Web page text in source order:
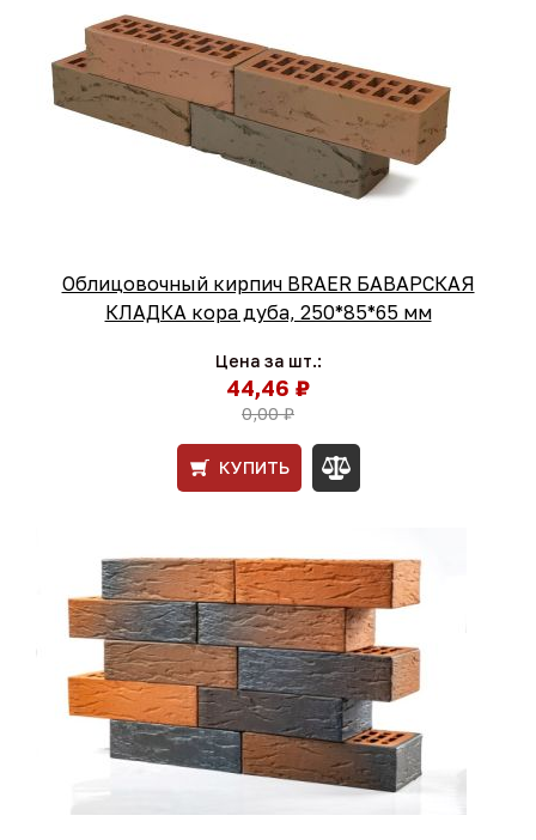
Облицовочный кирпич BRAER БАВАРСКАЯ
КЛАДКА кора дуба, 250*85*65 мм
Цена за шт.:
44,46 ₽
0,00 ₽
КУПИТЬ